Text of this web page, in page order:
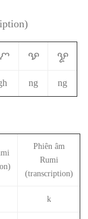
ꨊ ꨋ
ng ng
Phiên âm
Rumi
(transcription)
k